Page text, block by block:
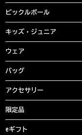
ピックルボール
キッズ・ジュニア
ウェア
バッグ
アクセサリー
限定品
eギフト